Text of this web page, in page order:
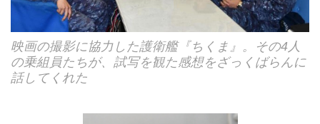
映画の撮影に協力した護衛艦『ちくま』。その4人
の乗組員たちが、試写を観た感想をざっくばらんに
話してくれた